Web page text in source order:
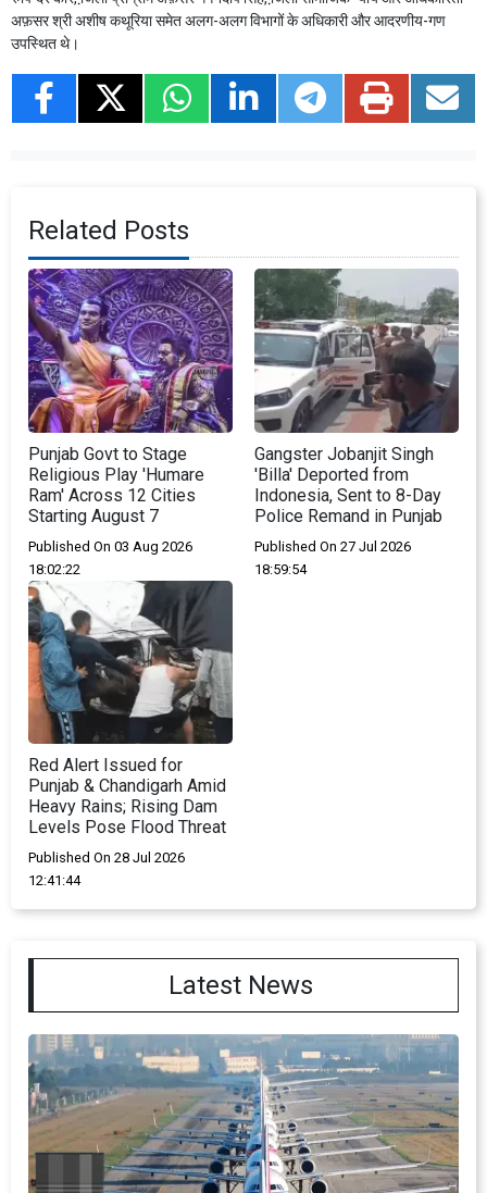
अफ़सर श्री अशीष कथूरिया समेत अलग-अलग विभागों के अधिकारी और आदरणीय-गण
उपस्थित थे।
Related Posts
Punjab Govt to Stage
Religious Play 'Humare
Ram' Across 12 Cities
Starting August 7
Published On 03 Aug 2026
18:02:22
Gangster Jobanjit Singh
'Billa' Deported from
Indonesia, Sent to 8-Day
Police Remand in Punjab
Published On 27 Jul 2026
18:59:54
Red Alert Issued for
Punjab & Chandigarh Amid
Heavy Rains; Rising Dam
Levels Pose Flood Threat
Published On 28 Jul 2026
12:41:44
Latest News